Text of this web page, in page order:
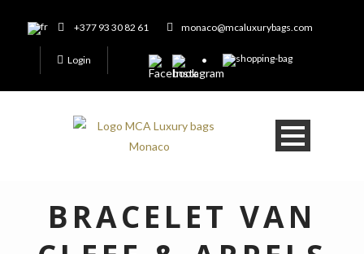
+377 93 30 82 61 monaco@mcaluxurybags.com
Login
BRACELET VAN